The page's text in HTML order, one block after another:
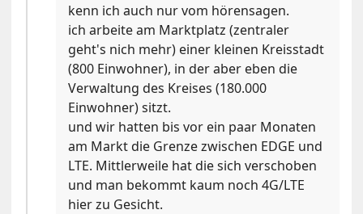
kenn ich auch nur vom hörensagen.
ich arbeite am Marktplatz (zentraler
geht's nich mehr) einer kleinen Kreisstadt
(800 Einwohner), in der aber eben die
Verwaltung des Kreises (180.000
Einwohner) sitzt.
und wir hatten bis vor ein paar Monaten
am Markt die Grenze zwischen EDGE und
LTE. Mittlerweile hat die sich verschoben
und man bekommt kaum noch 4G/LTE
hier zu Gesicht.